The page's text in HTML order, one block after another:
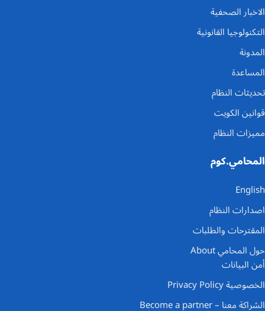
الاخبار الصحفية
التكنولوجيا القانونية
المدونة
المساعدة
تحديثات النظام
قوانين الكويت
مميزات النظام
المحامي.كوم
English
اصدارات النظام
المقترحات والطلبات
حول المحامي About
أمن البيانات
الخصوصية Privacy Policy
الشراكة معنا – Become a partner